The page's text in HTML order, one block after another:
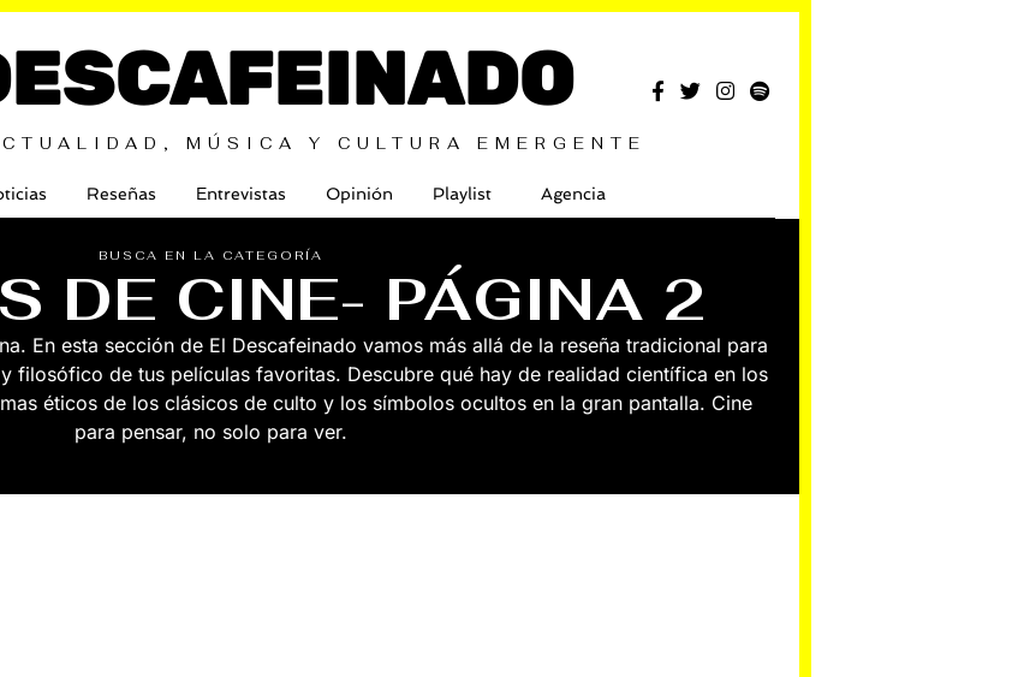
MÚSICA Y CULTURA EMERGENTE
Reseñas Entrevistas Opinión Playlist Agencia
BUSCA EN LA CATEGORÍA
DE CINE- PÁGINA 2
En esta sección de El Descafeinado vamos más allá de la reseña tradicional para
filosófico de tus películas favoritas. Descubre qué hay de realidad científica en los
éticos de los clásicos de culto y los símbolos ocultos en la gran pantalla. Cine
para pensar, no solo para ver.